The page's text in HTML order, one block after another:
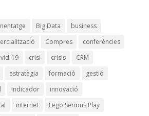
Big Data
business
Compres
conferències
19 crisi crisis
CRM
estratègia formació
gestió
Indicador
innovació
internet
Lego Serious Play